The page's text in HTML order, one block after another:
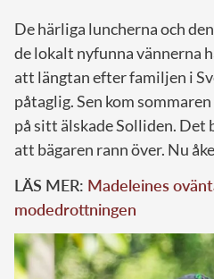
De härliga luncherna och
de lokalt nyfunna vännerna
att längtan efter familjen i
påtaglig. Sen kom
på sitt älskade Solliden. Det
att bägaren rann över. Nu
LÄS MER: Madeleines
modedrottningen